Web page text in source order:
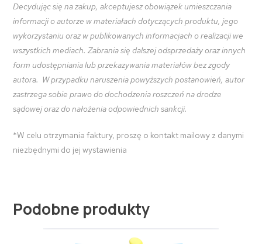
Decydując się na zakup, akceptujesz obowiązek umieszczania
informacji o autorze w materiałach dotyczących produktu, jego
wykorzystaniu oraz w publikowanych informacjach o realizacji we
wszystkich mediach. Zabrania się dalszej odsprzedaży oraz innych
form udostępniania lub przekazywania materiałów bez zgody
autora. W przypadku naruszenia powyższych postanowień, autor
zastrzega sobie prawo do dochodzenia roszczeń na drodze
sądowej oraz do nałożenia odpowiednich sankcji.
*W celu otrzymania faktury, proszę o kontakt mailowy z danymi
niezbędnymi do jej wystawienia
Podobne produkty